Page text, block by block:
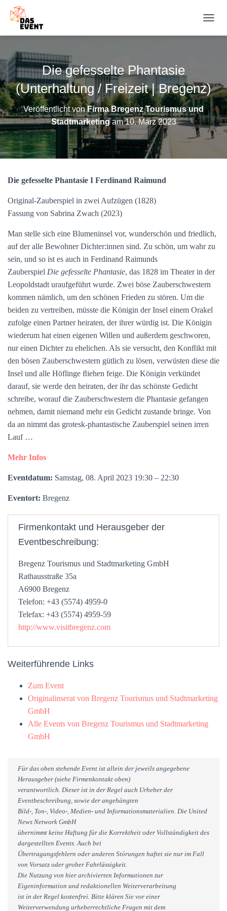
A
T
I
O
N
U
M
S
H
Die gefesselte Phantasie
(Unterhaltung / Freizeit | Bregenz)
Veröffentlicht vonFirma Bregenz Tourismus und
Stadtmarketingam10. März 2023
Die gefesselte Phantasie I Ferdinand Raimund
Original-Zauberspiel in zwei Aufzügen (1828)
Fassung von Sabrina Zwach (2023)
Man stelle sich eine Blumeninsel vor, wunderschön und friedlich,
auf der alle Bewohner Dichter:innen sind. Zu schön, um wahr zu
sein, und so ist es auch in Ferdinand Raimunds
Zauberspiel Die gefesselte Phantasie, das 1828 im Theater in der
Leopoldstadt uraufgeführt wurde. Zwei böse Zauberschwestern
kommen nämlich, um den schönen Frieden zu stören. Um die
beiden zu vertreiben, müsste die Königin der Insel einem Orakel
zufolge einen Partner heiraten, der ihrer würdig ist. Die Königin
wiederum hat einen eigenen Willen und außerdem geschworen,
nur einen Dichter zu ehelichen. Als sie versucht, den Konﬂikt mit
den bösen Zauberschwestern gütlich zu lösen, verwüsten diese die
Insel und alle Höflinge ﬂiehen feige. Die Königin verkündet
darauf, sie werde den heiraten, der ihr das schönste Gedicht
schreibe, worauf die Zauberschwestern die Phantasie gefangen
nehmen, damit niemand mehr ein Gedicht zustande bringe. Von
da an nimmt das grotesk-phantastische Zauberspiel seinen irren
Lauf …
Mehr Infos
Eventdatum: Samstag, 08. April 2023 19:30 – 22:30
Eventort: Bregenz
Firmenkontakt und Herausgeber der
Eventbeschreibung:
Bregenz Tourismus und Stadtmarketing GmbH
Rathausstraße 35a
A6900 Bregenz
Telefon: +43 (5574) 4959-0
Telefax: +43 (5574) 4959-59
http://www.visitbregenz.com
Weiterführende Links
Zum Event
Originalinserat von Bregenz Tourismus und Stadtmarketing
GmbH
Alle Events von Bregenz Tourismus und Stadtmarketing
GmbH
Für das oben stehende Event ist allein der jeweils angegebene
Herausgeber (siehe Firmenkontakt oben)
verantwortlich. Dieser ist in der Regel auch Urheber der
Eventbeschreibung, sowie der angehängten
Bild-, Ton-, Video-, Medien- und Informationsmaterialien. Die United
News Network GmbH
übernimmt keine Haftung für die Korrektheit oder Vollständigkeit des
dargestellten Events. Auch bei
Übertragungsfehlern oder anderen Störungen haftet sie nur im Fall
von Vorsatz oder grober Fahrlässigkeit.
Die Nutzung von hier archivierten Informationen zur
Eigeninformation und redaktionellen Weiterverarbeitung
ist in der Regel kostenfrei. Bitte klären Sie vor einer
Weiterverwendung urheberrechtliche Fragen mit dem